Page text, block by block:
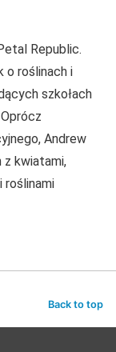
Republic.
o roślinach i
szkołach
Andrew
kwiatami,
roślinami
Back to top